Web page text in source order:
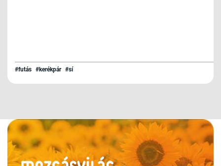
#futás #kerékpár #sí